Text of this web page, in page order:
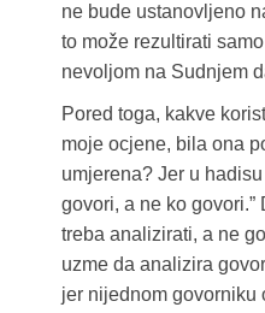
ne bude ustanovljeno
to može rezultirati
nevoljom na Sudnjem
Pored toga, kakve
moje ocjene, bila ona
umjerena? Jer u
govori, a ne ko
treba analizirati, a ne
uzme da analizira
jer nijednom govorniku